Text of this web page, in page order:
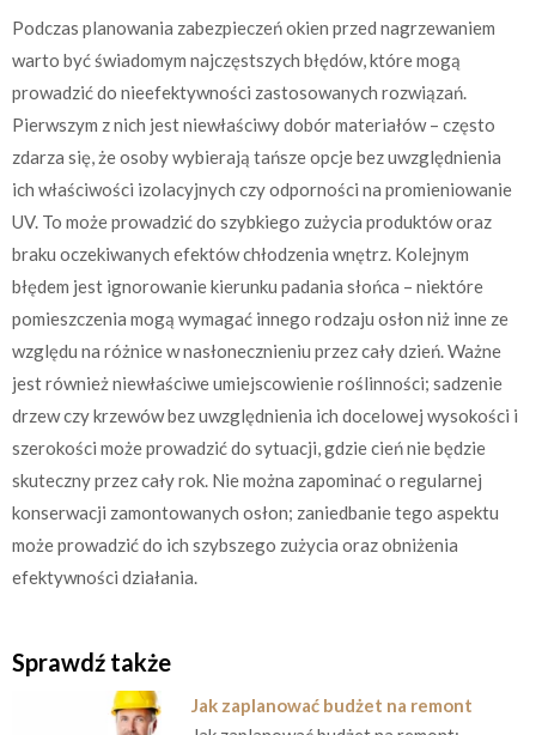
Podczas planowania zabezpieczeń okien przed nagrzewaniem
warto być świadomym najczęstszych błędów, które mogą
prowadzić do nieefektywności zastosowanych rozwiązań.
Pierwszym z nich jest niewłaściwy dobór materiałów – często
zdarza się, że osoby wybierają tańsze opcje bez uwzględnienia
ich właściwości izolacyjnych czy odporności na promieniowanie
UV. To może prowadzić do szybkiego zużycia produktów oraz
braku oczekiwanych efektów chłodzenia wnętrz. Kolejnym
błędem jest ignorowanie kierunku padania słońca – niektóre
pomieszczenia mogą wymagać innego rodzaju osłon niż inne ze
względu na różnice w nasłonecznieniu przez cały dzień. Ważne
jest również niewłaściwe umiejscowienie roślinności; sadzenie
drzew czy krzewów bez uwzględnienia ich docelowej wysokości i
szerokości może prowadzić do sytuacji, gdzie cień nie będzie
skuteczny przez cały rok. Nie można zapominać o regularnej
konserwacji zamontowanych osłon; zaniedbanie tego aspektu
może prowadzić do ich szybszego zużycia oraz obniżenia
efektywności działania.
Sprawdź także
Jak zaplanować budżet na remont